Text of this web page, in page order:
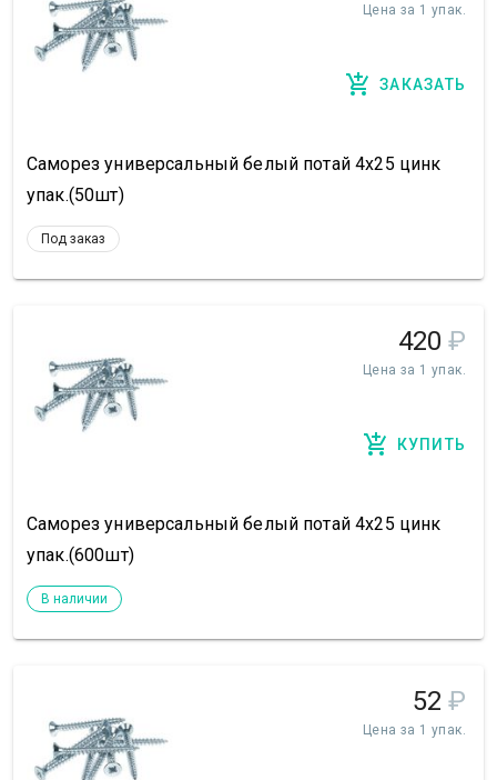
Цена за 1 упак.
ЗАКАЗАТЬ
Саморез универсальный белый потай 4х25 цинк
упак.(50шт)
Под заказ
420 ₽
Цена за 1 упак.
КУПИТЬ
Саморез универсальный белый потай 4х25 цинк
упак.(600шт)
В наличии
52 ₽
Цена за 1 упак.